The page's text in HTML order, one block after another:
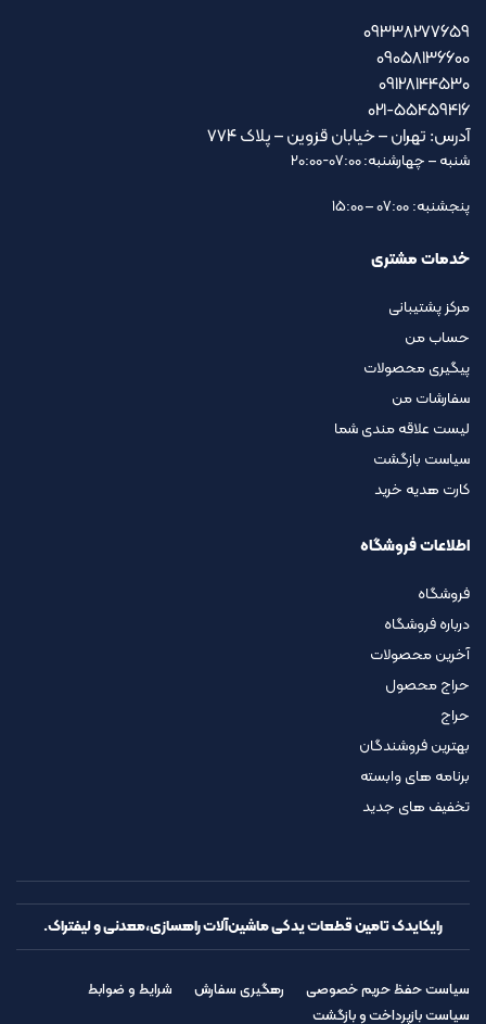
09338277659
09058136600
09128144530
021-55459416
آدرس: تهران – خیابان قزوین – پلاک ۷۷۴
شنبه – چهارشنبه: 07:00-20:00
پنجشنبه: 07:00 – 15:00
خدمات مشتری
مرکز پشتیبانی
حساب من
پیگیری محصولات
سفارشات من
لیست علاقه مندی شما
سیاست بازگشت
کارت هدیه خرید
اطلاعات فروشگاه
فروشگاه
درباره فروشگاه
آخرین محصولات
حراج محصول
حراج
بهترین فروشندگان
برنامه های وابسته
تخفیف های جدید
رایکایدک تامین قطعات یدکی ماشین‌آلات راهسازی،معدنی و لیفتراک.
سیاست حفظ حریم خصوصی رهگیری سفارش
شرایط و ضوابط
سیاست بازپرداخت و بازگشت